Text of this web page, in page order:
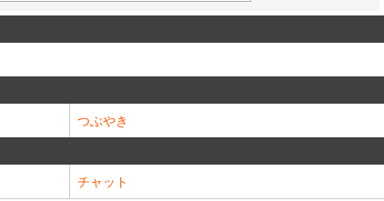
つぶやき
チャット